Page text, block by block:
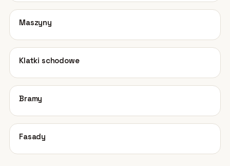
06
Maszyny
07
Klatki schodowe
08
Bramy
09
Fasady